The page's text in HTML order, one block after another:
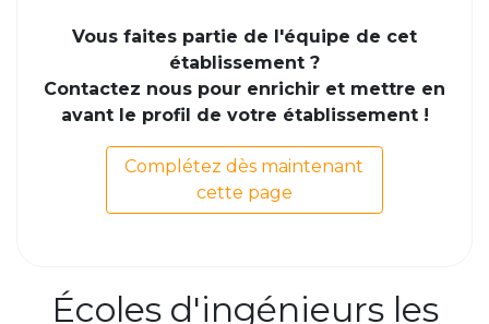
Vous faites partie de l'équipe de cet
établissement ?
Contactez nous pour enrichir et mettre en
avant le profil de votre établissement !
Complétez dès maintenant
cette page
Écoles d'ingénieurs les